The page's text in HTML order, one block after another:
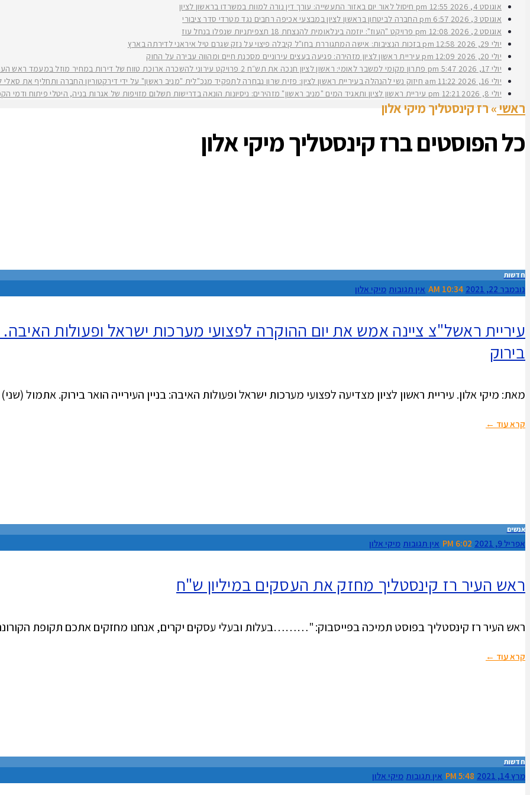
אוגוסט 4, 2026
12:55 pm
חיסול לאור יום באזור התעשייה: עורך דין נורה למוות במשרדו בראשון לציון
אוגוסט 3, 2026
6:57 pm
החברה לביטחון בראשון לציון במבצעי אכיפה רחבים נגד מטרדי סדר ציבורי
אוגוסט 2, 2026
12:08 pm
פרויקט "העוז": יוזמה בינלאומית להנצחת 18 תצפיתניות שנפלו בנחל עוז
יולי 29, 2026
12:58 pm
בזכות הנציבות: אישה המתגוררת בחו"ל קיבלה פיצוי על נזק שגרם טיל איראני לדירתה בארץ
יולי 20, 2026
12:09 pm
עיריית ראשון לציון מזהירה: פגיעה בעצים עירוניים מסכנת חיים ומהווה עבירה על החוק
יולי 17, 2026
5:47 pm
פתרון מקומי למשבר לאומי: ראשון לציון חנכה את תש״ח 2 פרויקט עירוני להשכרה ארוכת טווח של דירות במחיר מוזל במעמד ראש העירייה רז קינסטליך
יולי 16, 2026
11:22 am
חיזוק נשי להנהלה בעיריית ראשון לציון: פזית שרון נבחרה לתפקיד מנכ"לית "מניב ראשון" על ידי דירקטוריון החברה ותחליף את סאלי לוי שפורשת
יולי 8, 2026
12:21 pm עיריית ראשון לציון ותאגיד המים "מניב ראשון" מזהירים: ניסיונות הונאה בדרישות תשלום מזויפות של אגרות בניה, היטלי פיתוח
ראשי» רז קינסטליך מיקי אלון
כל הפוסטים ברז קינסטליך מיקי אלון
חדשות
נובמבר 22, 2021 10:34 AM אין תגובות מיקי אלון
עיריית ראשל"צ ציינה אמש את יום ההוקרה לפצועי מערכות ישראל ופעולות האיבה.
בירוק
מאת: מיקי אלון. עיריית ראשון לציון מצדיעה לפצועי מערכות ישראל ופעולות האיבה: בניין העירייה הואר בירוק. אתמול (שני)
קרא עוד ←
אנשים
אפריל 9, 2021 6:02 PM אין תגובות מיקי אלון
ראש העיר רז קינסטליך מחזק את העסקים במיליון ש"ח
ראש העיר רז קינסטליך בפוסט תמיכה בפייסבוק: "………בעלות ובעלי עסקים יקרים, אנחנו מחזקים אתכם תקופת
קרא עוד ←
חדשות
מרץ 14, 2021 5:48 PM אין תגובות מיקי אלון